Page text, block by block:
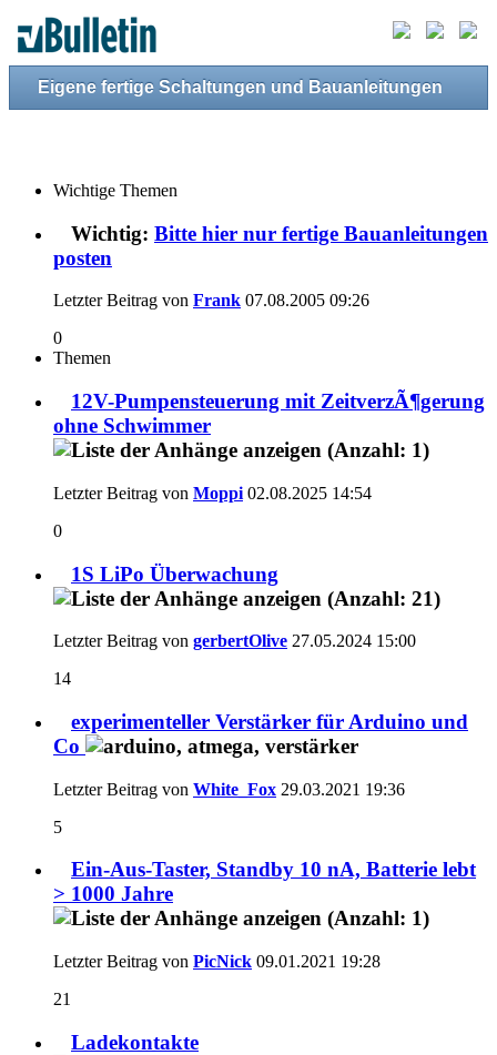
Eigene fertige Schaltungen und Bauanleitungen
Wichtige Themen
Wichtig: Bitte hier nur fertige Bauanleitungen
posten
Letzter Beitrag von Frank 07.08.2005 09:26
0
Themen
12V-Pumpensteuerung mit ZeitverzÃ¶gerung
ohne Schwimmer
Letzter Beitrag von Moppi 02.08.2025 14:54
0
1S LiPo Überwachung
Letzter Beitrag von gerbertOlive 27.05.2024 15:00
14
experimenteller Verstärker für Arduino und
Co
Letzter Beitrag von White_Fox 29.03.2021 19:36
5
Ein-Aus-Taster, Standby 10 nA, Batterie lebt
> 1000 Jahre
Letzter Beitrag von PicNick 09.01.2021 19:28
21
Ladekontakte